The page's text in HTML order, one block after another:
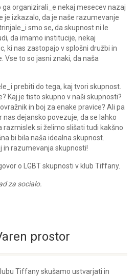
ga organizirali_e nekaj mesecev nazaj
je izkazalo, da je naše razumevanje
smo se, da skupnost ni le
da imamo institucije, nekaj
ki nas zastopajo v splošni družbi in
to so jasni znaki, da naša
prebiti do tega, kaj tvori skupnost.
Kaj je tisto skupno v naši skupnosti?
in boj za enake pravice? Ali pa
nas dejansko povezuje, da se lahko
razmislek si želimo slišati tudi kakšno
bi bila naša idealna skupnost.
in razumevanja skupnosti!
o LGBT skupnosti v klub Tiffany.
za socialo.
prostor
Tiffany skušamo ustvarjati in